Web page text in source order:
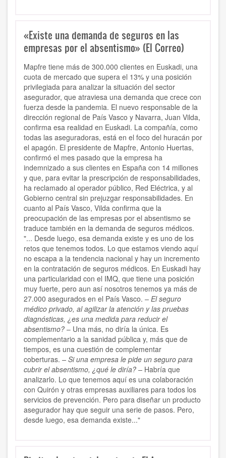
«Existe una demanda de seguros en las
empresas por el absentismo» (El Correo)
Mapfre tiene más de 300.000 clientes en Euskadi, una
cuota de mercado que supera el 13% y una posición
privilegiada para analizar la situación del sector
asegurador, que atraviesa una demanda que crece con
fuerza desde la pandemia. El nuevo responsable de la
dirección regional de País Vasco y Navarra, Juan Vilda,
confirma esa realidad en Euskadi. La compañía, como
todas las aseguradoras, está en el foco del huracán por
el apagón. El presidente de Mapfre, Antonio Huertas,
confirmó el mes pasado que la empresa ha
indemnizado a sus clientes en España con 14 millones
y que, para evitar la prescripción de responsabilidades,
ha reclamado al operador público, Red Eléctrica, y al
Gobierno central sin prejuzgar responsabilidades. En
cuanto al País Vasco, Vilda confirma que la
preocupación de las empresas por el absentismo se
traduce también en la demanda de seguros médicos.
"... Desde luego, esa demanda existe y es uno de los
retos que tenemos todos. Lo que estamos viendo aquí
no escapa a la tendencia nacional y hay un incremento
en la contratación de seguros médicos. En Euskadi hay
una particularidad con el IMQ, que tiene una posición
muy fuerte, pero aun así nosotros tenemos ya más de
27.000 asegurados en el País Vasco. – El seguro
médico privado, al agilizar la atención y las pruebas
diagnósticas, ¿es una medida para reducir el
absentismo? – Una más, no diría la única. Es
complementario a la sanidad pública y, más que de
tiempos, es una cuestión de complementar
coberturas. – Si una empresa le pide un seguro para
cubrir el absentismo, ¿qué le diría? – Habría que
analizarlo. Lo que tenemos aquí es una colaboración
con Quirón y otras empresas auxiliares para todos los
servicios de prevención. Pero para diseñar un producto
asegurador hay que seguir una serie de pasos. Pero,
desde luego, esa demanda existe..."